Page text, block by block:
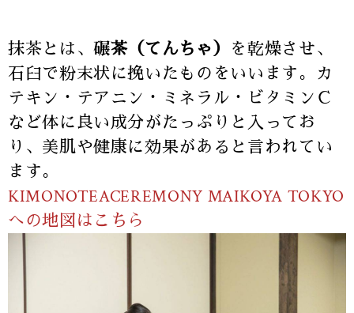
抹茶とは、碾茶（てんちゃ） を乾燥させ、
石臼で粉末状に挽いたものをいいます。カ
テキン・テアニン・ミネラル・ビタミンＣ
など体に良い成分がたっぷりと入ってお
り、美肌や健康に効果があると言われてい
ます。
KIMONOTEACEREMONY MAIKOYA TOKYO
への地図はこちら